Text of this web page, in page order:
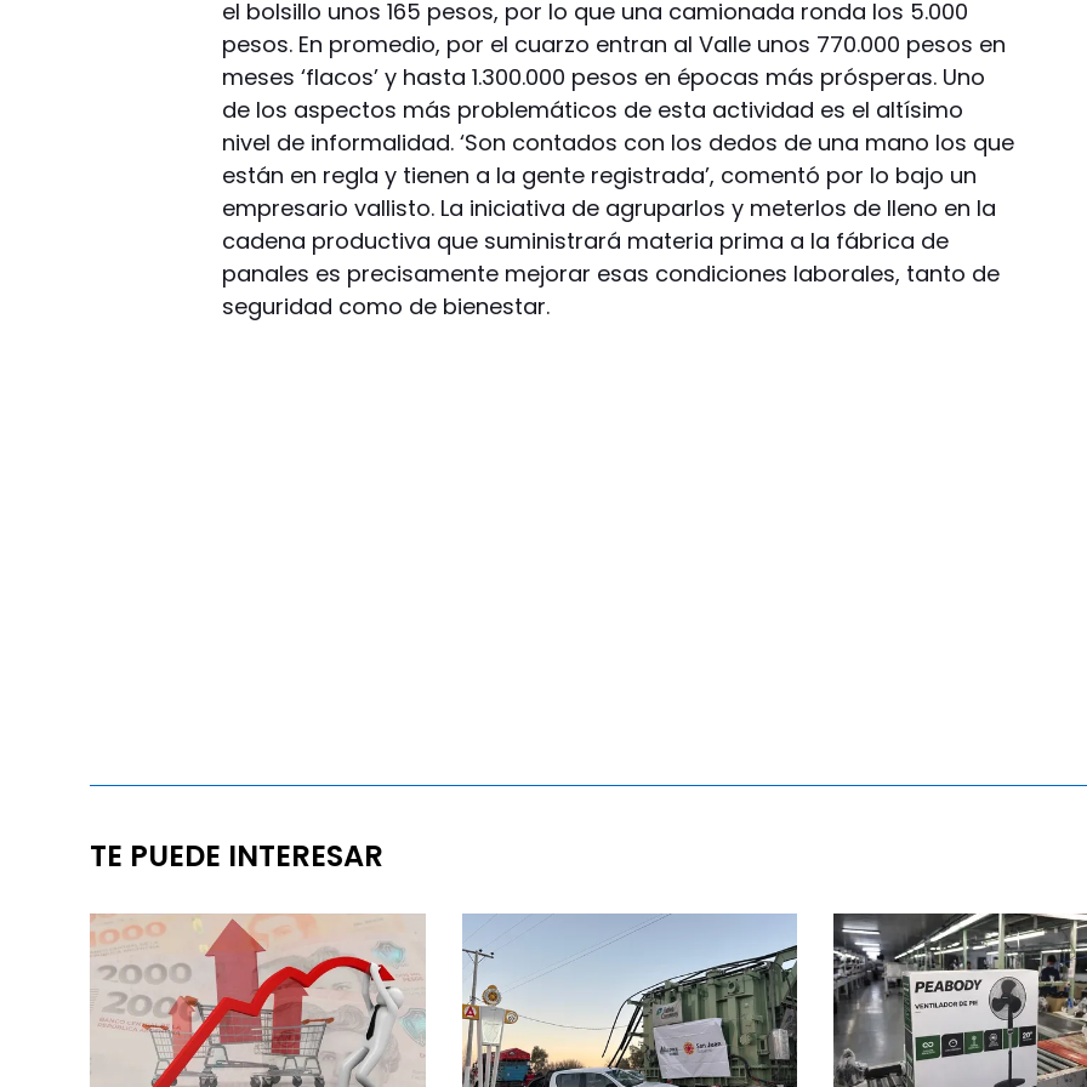
el bolsillo unos 165 pesos, por lo que una camionada ronda los 5.000
pesos. En promedio, por el cuarzo entran al Valle unos 770.000 pesos en
meses ‘flacos’ y hasta 1.300.000 pesos en épocas más prósperas. Uno
de los aspectos más problemáticos de esta actividad es el altísimo
nivel de informalidad. ‘Son contados con los dedos de una mano los que
están en regla y tienen a la gente registrada’, comentó por lo bajo un
empresario vallisto. La iniciativa de agruparlos y meterlos de lleno en la
cadena productiva que suministrará materia prima a la fábrica de
panales es precisamente mejorar esas condiciones laborales, tanto de
seguridad como de bienestar.
TE PUEDE INTERESAR